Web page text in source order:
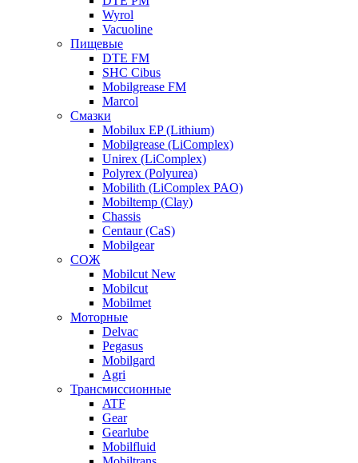
Wyrol
Vacuoline
Пищевые
DTE FM
SHC Cibus
Mobilgrease FM
Marcol
Смазки
Mobilux EP (Lithium)
Mobilgrease (LiComplex)
Unirex (LiComplex)
Polyrex (Polyurea)
Mobilith (LiComplex PAO)
Mobiltemp (Clay)
Chassis
Centaur (CaS)
Mobilgear
СОЖ
Mobilcut New
Mobilcut
Mobilmet
Моторные
Delvac
Pegasus
Mobilgard
Agri
Трансмиссионные
ATF
Gear
Gearlube
Mobilfluid